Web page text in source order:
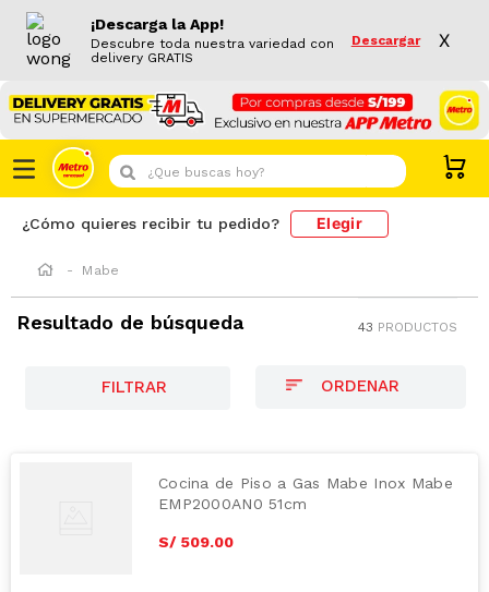
¡Descarga la App!
Descubre toda nuestra variedad con
delivery GRATIS
Descargar X
¿Que buscas hoy?
¿Cómo quieres recibir tu pedido? Elegir
Mabe
Resultado de búsqueda 43 PRODUCTOS
FILTRAR
Cocina de Piso a Gas Mabe Inox Mabe
EMP2000AN0 51cm
S/ 509.00